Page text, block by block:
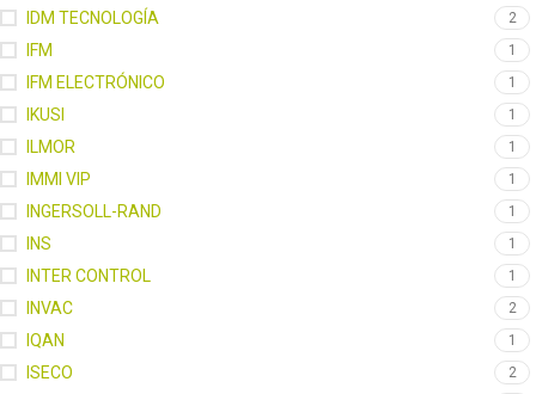
IDM TECNOLOGÍA 2
IFM 1
IFM ELECTRÓNICO 1
IKUSI 1
ILMOR 1
IMMI VIP 1
INGERSOLL-RAND 1
INS 1
INTER CONTROL 1
INVAC 2
IQAN 1
ISECO 2